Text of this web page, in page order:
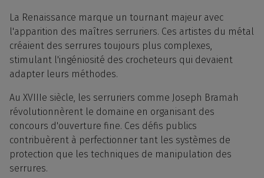
La Renaissance marque un tournant majeur avec
l'apparition des maîtres serruriers. Ces artistes du métal
créaient des serrures toujours plus complexes,
stimulant l'ingéniosité des crocheteurs qui devaient
adapter leurs méthodes.
Au XVIIIe siècle, les serruriers comme Joseph Bramah
révolutionnèrent le domaine en organisant des
concours d'ouverture fine. Ces défis publics
contribuèrent à perfectionner tant les systèmes de
protection que les techniques de manipulation des
serrures.